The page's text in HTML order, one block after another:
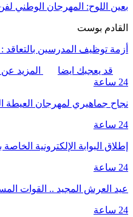
بعين اللوح: المهرجان الوطني
القادم بوست
أزمة توظيف المدرسين
قد يعجبك ايضا
المزيد
24 ساعة
نجاح جماهيري لمهرجان العيطة
24 ساعة
إطلاق البوابة الإلكترونية
24 ساعة
عيد العرش المجيد .. القوات
24 ساعة